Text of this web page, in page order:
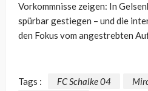
Vorkommnisse zeigen: In
spürbar gestiegen – und die
den Fokus vom angestrebten
Tags : FC Schalke 04